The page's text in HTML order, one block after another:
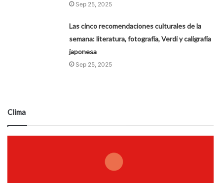
Sep 25, 2025
Las cinco recomendaciones culturales de la
semana: literatura, fotografía, Verdi y caligrafía
japonesa
Sep 25, 2025
Clima